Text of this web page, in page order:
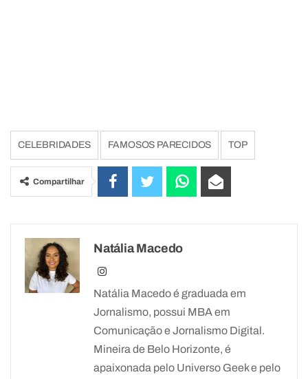
CELEBRIDADES FAMOSOS PARECIDOS TOP
Compartilhar
Natália Macedo
Natália Macedo é graduada em
Jornalismo, possui MBA em
Comunicação e Jornalismo Digital.
Mineira de Belo Horizonte, é
apaixonada pelo Universo Geek e pelo